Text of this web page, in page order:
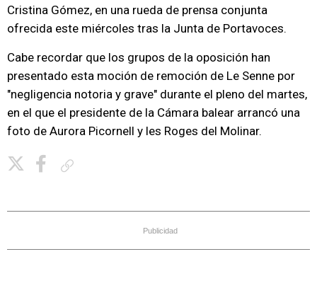
Cristina Gómez, en una rueda de prensa conjunta
ofrecida este miércoles tras la Junta de Portavoces.
Cabe recordar que los grupos de la oposición han
presentado esta moción de remoción de Le Senne por
"negligencia notoria y grave" durante el pleno del martes,
en el que el presidente de la Cámara balear arrancó una
foto de Aurora Picornell y les Roges del Molinar.
Publicidad